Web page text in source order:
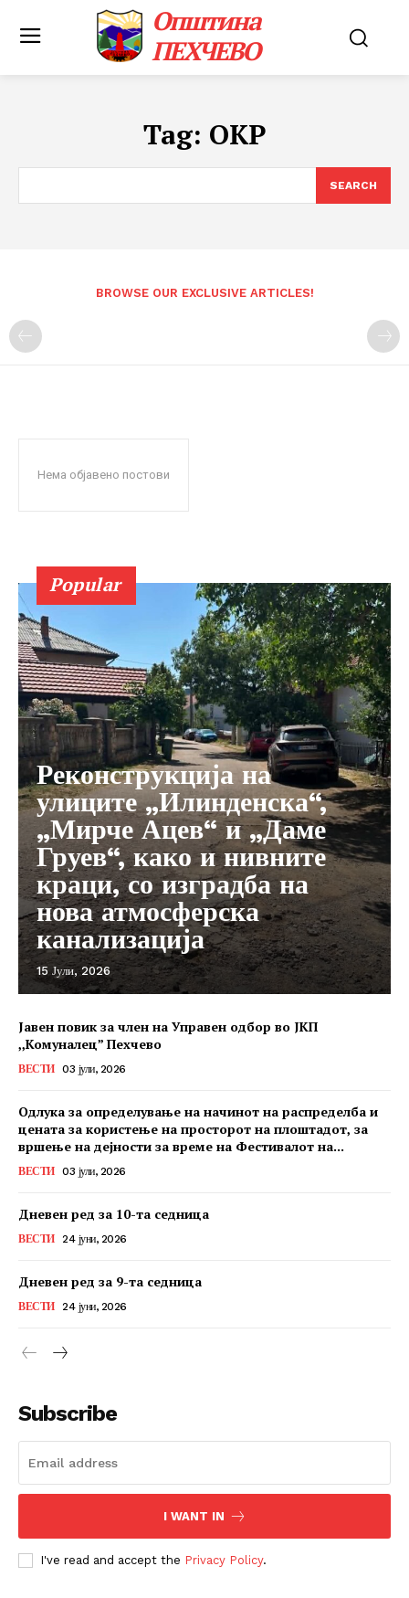
Општина
ПЕХЧЕВО
Tag: ОКР
SEARCH
BROWSE OUR EXCLUSIVE ARTICLES!
Нема објавено постови
Popular
Реконструкција на
улиците „Илинденска“,
„Мирче Ацев“ и „Даме
Груев“, како и нивните
краци, со изградба на
нова атмосферска
канализација
15 Јули, 2026
Јавен повик за член на Управен одбор во ЈКП
,,Комуналец” Пехчево
ВЕСТИ 03 јули, 2026
Одлука за определување на начинот на распределба и
цената за користење на просторот на плоштадот, за
вршење на дејности за време на Фестивалот на...
ВЕСТИ 03 јули, 2026
Дневен ред за 10-та седница
ВЕСТИ 24 јуни, 2026
Дневен ред за 9-та седница
ВЕСТИ 24 јуни, 2026
Subscribe
I WANT IN
I've read and accept the Privacy Policy.